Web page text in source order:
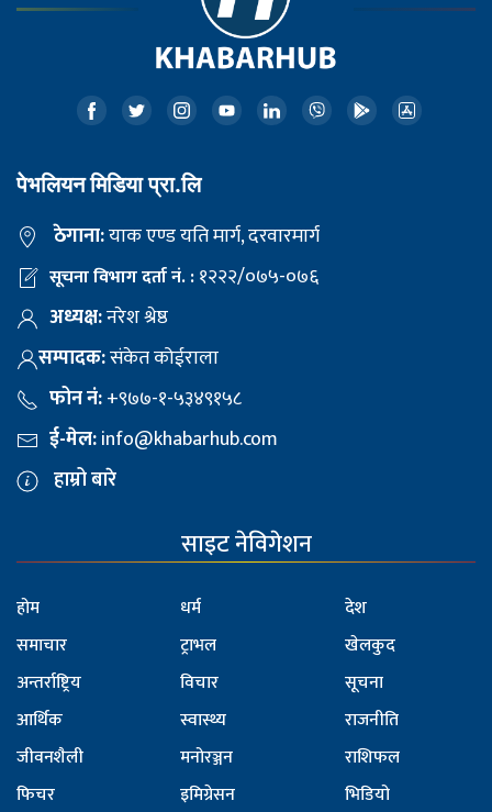
पेभलियन मिडिया प्रा.लि
ठेगाना:याक एण्ड यति मार्ग, दरवारमार्ग
सूचना विभाग दर्ता नं. :१२२२/०७५-०७६
अध्यक्ष:नरेश श्रेष्ठ
सम्पादक:संकेत कोईराला
फोन नं:+९७७-१-५३४९१५८
ई-मेल:info@khabarhub.com
हाम्रो बारे
साइट नेविगेशन
होम
समाचार
अन्तर्राष्ट्रिय
आर्थिक
जीवनशैली
फिचर
धर्म
ट्राभल
विचार
स्वास्थ्य
मनोरञ्जन
इमिग्रेसन
देश
खेलकुद
सूचना
राजनीति
राशिफल
भिडियो